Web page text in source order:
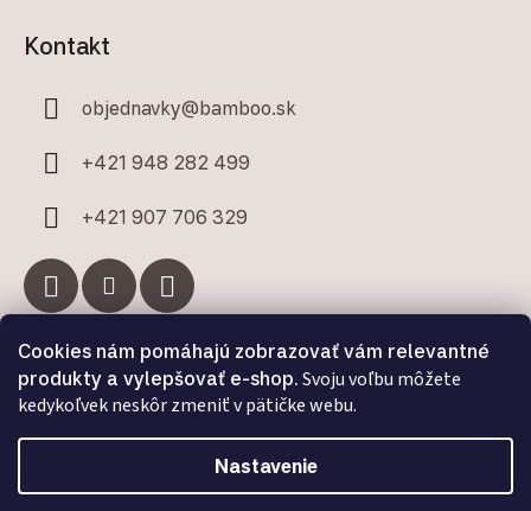
Cookies nám pomáhajú zobrazovať vám relevantné
produkty a vylepšovať e-shop. Svoju voľbu môžete
kedykoľvek neskôr zmeniť v pätičke webu.
Nastavenie
Kontakt
objednavky@bamboo.sk
+421 948 282 499
+421 907 706 329
Facebook